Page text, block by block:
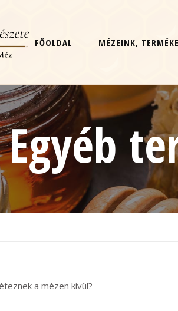
FŐOLDAL MÉZEINK,
Egyéb
a mézen kívül?